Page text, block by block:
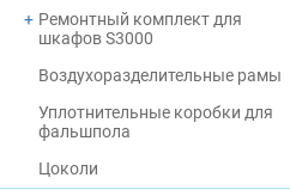
Ремонтный комплект для
шкафов S3000
Воздухоразделительные рамы
Уплотнительные коробки для
фальшпола
Цоколи